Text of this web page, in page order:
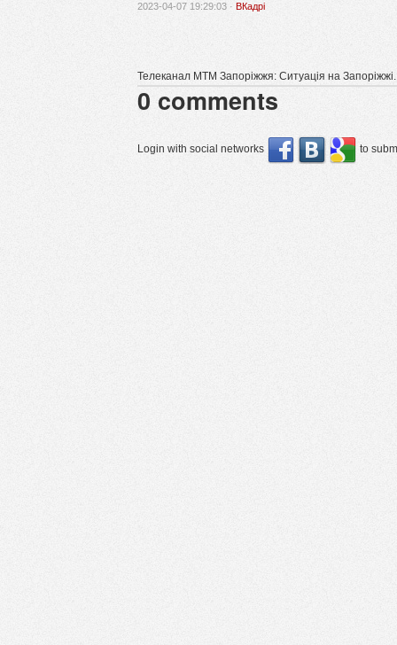
2023-04-07 19:29:03 · ВКадрі
Телеканал МТМ Запоріжжя: Ситуація на
0 comments
Login with social networks to